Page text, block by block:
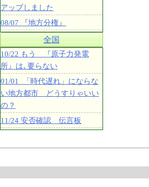
アップしました
08/07 『地方分権』
全国
10/22 もう 『原子力発電
所』は､要らない
01/01 「時代遅れ」にならな
い地方都市 どうすりゃいい
の？
11/24 安否確認 伝言板